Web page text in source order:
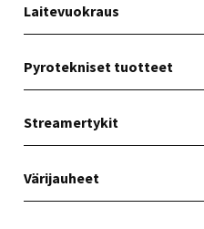
Laitevuokraus
Pyrotekniset tuotteet
Streamertykit
Värijauheet